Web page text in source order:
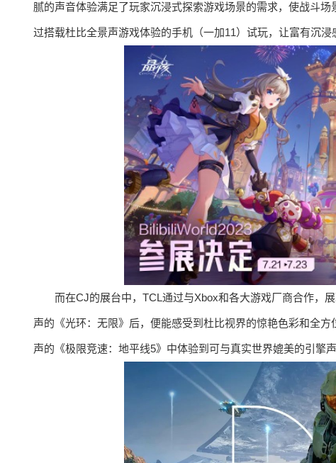
腻的声音体验满足了玩家沉浸式探索游戏场景的需求，使战斗
过搭载杜比全景声游戏体验的手机（一加11）试玩，让富有沉浸
而在CJ的展台中，TCL通过与Xbox和各大游戏厂商合作，
声的《光环：无限》后，便能感受到杜比视界的惊艳色彩和全
声的《极限竞速：地平线5》中体验到可与真实世界媲美的引擎声